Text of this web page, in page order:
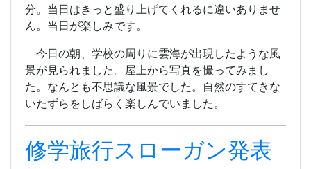
分。当日はきっと盛り上げてくれるに違いありませ
ん。当日が楽しみです。
今日の朝、学校の周りに雲海が出現したような風
景が見られました。屋上から写真を撮ってみまし
た。なんとも不思議な風景でした。自然のすてきな
いたずらをしばらく楽しんでいました。
修学旅行スローガン発表